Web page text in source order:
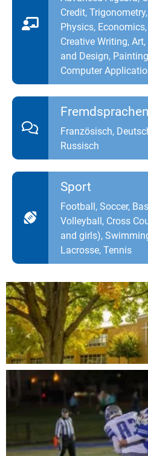
Credit,
Physics,
Creative Writing,
and Design,
Computer
Fremdsprachen
Französisch,
Russisch
Sport
Football, Soccer,
Volleyball, Cross
and girls),
Lacrosse, Tennis